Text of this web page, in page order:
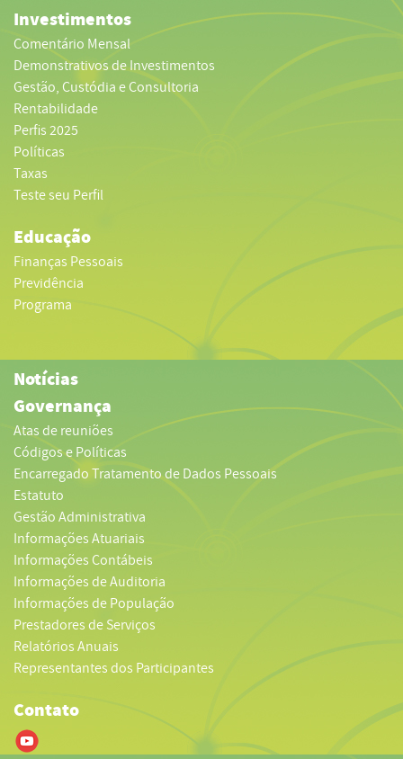
Investimentos
Comentário Mensal
Demonstrativos de Investimentos
Gestão, Custódia e Consultoria
Rentabilidade
Perfis 2025
Políticas
Taxas
Teste seu Perfil
Educação
Finanças Pessoais
Previdência
Programa
Notícias
Governança
Atas de reuniões
Códigos e Políticas
Encarregado Tratamento de Dados Pessoais
Estatuto
Gestão Administrativa
Informações Atuariais
Informações Contábeis
Informações de Auditoria
Informações de População
Prestadores de Serviços
Relatórios Anuais
Representantes dos Participantes
Contato